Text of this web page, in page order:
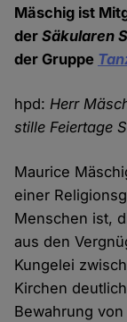
Mäschig ist
der Säkularen
der Gruppe
hpd:Herr
stille Feiertage
Maurice
einer
Menschen ist,
aus den
Kungelei
Kirchen
Bewahrung